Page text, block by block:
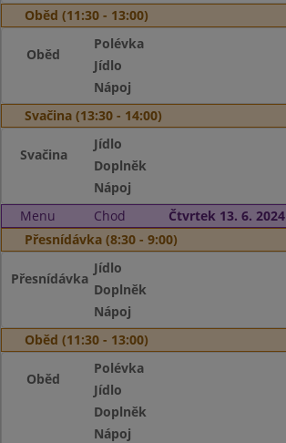
Oběd (11:30 - 13:00)
Oběd
Polévka
Jídlo
Nápoj
Svačina (13:30 - 14:00)
Svačina
Jídlo
Doplněk
Nápoj
Menu
Chod
Čtvrtek 13. 6. 2024
Přesnídávka (8:30 - 9:00)
Přesnídávka
Jídlo
Doplněk
Nápoj
Oběd (11:30 - 13:00)
Oběd
Polévka
Jídlo
Doplněk
Nápoj